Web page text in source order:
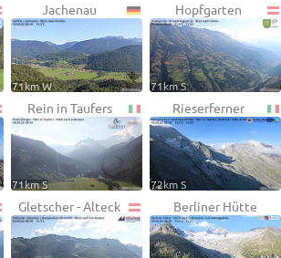
Jachenau
71km W
Hopfgarten
71km S
Rein in Taufers
71km S
Rieserferner
72km S
Gletscher - Alteck Berliner Hütte